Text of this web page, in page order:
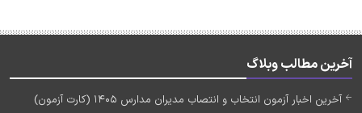
آخرین مطالب وبلاگ
آخرین اخبار آزمون انتخاب و انتصاب مدیران مدارس 1405 (کارت آزمون)